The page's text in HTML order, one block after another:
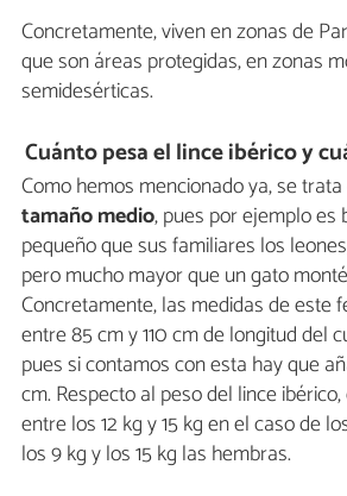
Concretamente, viven en zonas de
que son áreas protegidas, en zonas
semidesérticas.
Cuánto pesa el lince ibérico y
Como hemos mencionado ya, se
tamaño medio, pues por ejemplo es
pequeño que sus familiares los
pero mucho mayor que un gato
Concretamente, las medidas de este
entre 85 cm y 110 cm de longitud del
pues si contamos con esta hay que
cm. Respecto al peso del lince
entre los 12 kg y 15 kg en el caso de
los 9 kg y los 15 kg las hembras.